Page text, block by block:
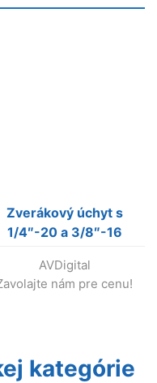
Zverákový úchyt s
1/4″-20 a 3/8″-16
AVDigital
nám pre cenu!
kategórie